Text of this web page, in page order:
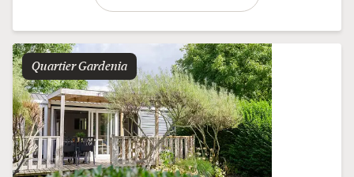
Quartier gardenia